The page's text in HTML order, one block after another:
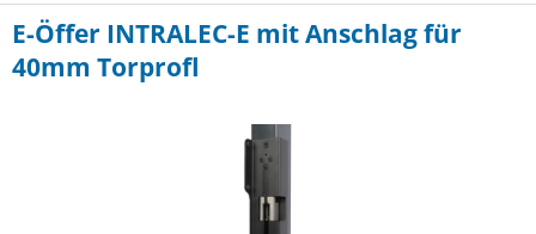
E-Öffer INTRALEC-E mit Anschlag für
40mm Torprofl